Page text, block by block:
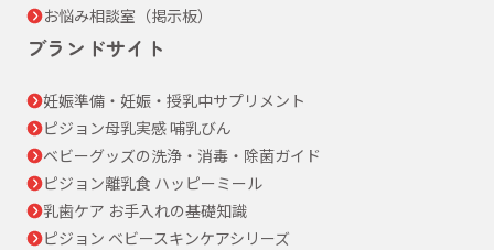
お悩み相談室（掲示板）
ブランドサイト
妊娠準備・妊娠・授乳中サプリメント
ピジョン母乳実感 哺乳びん
ベビーグッズの洗浄・消毒・除菌ガイド
ピジョン離乳食 ハッピーミール
乳歯ケア お手入れの基礎知識
ピジョン ベビースキンケアシリーズ